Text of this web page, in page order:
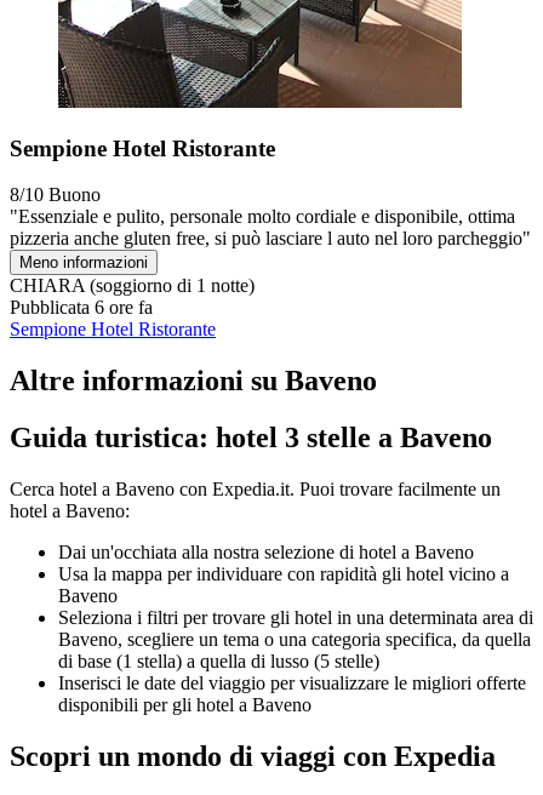
Sempione Hotel Ristorante
8/10 Buono
"Essenziale e pulito, personale molto cordiale e disponibile, ottima
pizzeria anche gluten free, si può lasciare l auto nel loro parcheggio"
Meno informazioni
CHIARA (soggiorno di 1 notte)
Pubblicata 6 ore fa
Sempione Hotel Ristorante
Altre informazioni su Baveno
Guida turistica: hotel 3 stelle a Baveno
Cerca hotel a Baveno con Expedia.it. Puoi trovare facilmente un
hotel a Baveno:
Dai un'occhiata alla nostra selezione di hotel a Baveno
Usa la mappa per individuare con rapidità gli hotel vicino a
Baveno
Seleziona i filtri per trovare gli hotel in una determinata area di
Baveno, scegliere un tema o una categoria specifica, da quella
di base (1 stella) a quella di lusso (5 stelle)
Inserisci le date del viaggio per visualizzare le migliori offerte
disponibili per gli hotel a Baveno
Scopri un mondo di viaggi con Expedia